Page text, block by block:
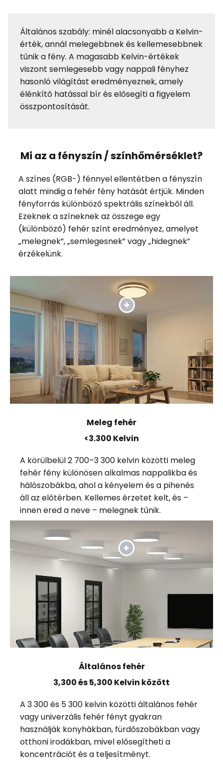
Általános szabály: minél alacsonyabb a Kelvin-
érték, annál melegebbnek és kellemesebbnek
tűnik a fény. A magasabb Kelvin-értékek
viszont semlegesebb vagy nappali fényhez
hasonló világítást eredményeznek, amely
élénkítő hatással bír és elősegíti a figyelem
összpontosítását.
Mi az a fényszín / színhőmérséklet?
A színes (RGB-) fénnyel ellentétben a fényszín
alatt mindig a fehér fény hatását értjük. Minden
fényforrás különböző spektrális színekből áll.
Ezeknek a színeknek az összege egy
(különböző) fehér színt eredményez, amelyet
„melegnek”, „semlegesnek” vagy „hidegnek”
érzékelünk.
Meleg fehér
<3.300 Kelvin
A körülbelül 2 700–3 300 kelvin közötti meleg
fehér fény különösen alkalmas nappalikba és
hálószobákba, ahol a kényelem és a pihenés
áll az előtérben. Kellemes érzetet kelt, és –
innen ered a neve – melegnek tűnik.
Általános fehér
3,300 és 5,300 Kelvin között
A 3 300 és 5 300 kelvin közötti általános fehér
vagy univerzális fehér fényt gyakran
használják konyhákban, fürdőszobákban vagy
otthoni irodákban, mivel elősegítheti a
koncentrációt és a teljesítményt.